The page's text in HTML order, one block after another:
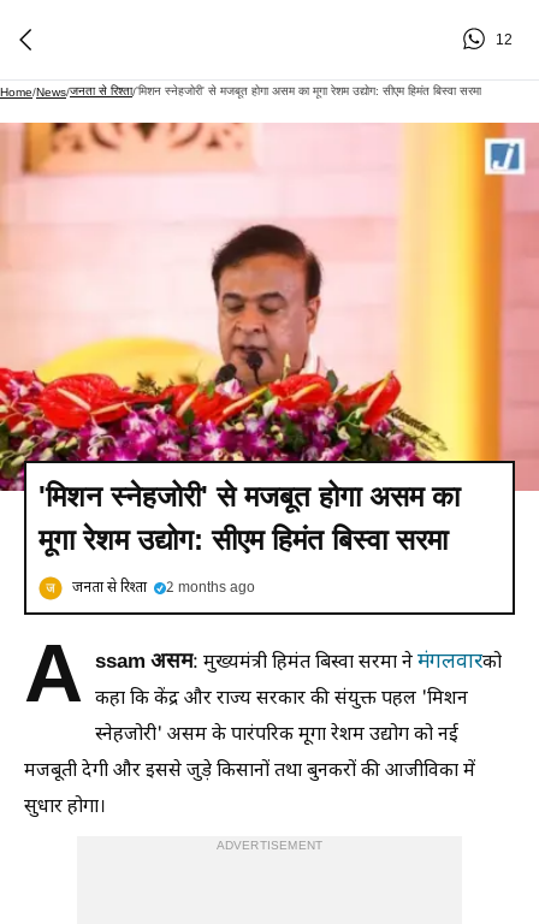
12
Home/News/जनता से रिश्ता/'मिशन स्नेहजोरी' से मजबूत होगा असम का मूगा रेशम उद्योग: सीएम हिमंत बिस्वा सरमा
'मिशन स्नेहजोरी' से मजबूत होगा असम का
मूगा रेशम उद्योग: सीएम हिमंत बिस्वा सरमा
जनता से रिश्ता 2 months ago
A ssam असम: मुख्यमंत्री हिमंत बिस्वा सरमा नेमंगलवारको
कहा कि केंद्र और राज्य सरकार की संयुक्त पहल 'मिशन
स्नेहजोरी' असम के पारंपरिक मूगा रेशम उद्योग को नई
मजबूती देगी और इससे जुड़े किसानों तथा बुनकरों की आजीविका में
सुधार होगा।
ADVERTISEMENT